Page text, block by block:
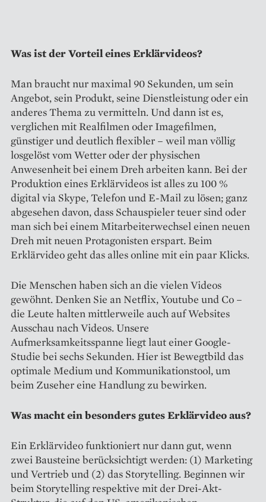
Was ist der Vorteil eines Erklärvideos?
Man braucht nur maximal 90 Sekunden, um sein
Angebot, sein Produkt, seine Dienstleistung oder ein
anderes Thema zu vermitteln. Und dann ist es,
verglichen mit Realfilmen oder Imagefilmen,
günstiger und deutlich flexi­bler – weil man völlig
losgelöst vom Wetter oder der physischen
Anwesenheit bei einem Dreh arbeiten kann. Bei der
Produktion eines Erklärvideos ist alles zu 100 %
digital via Skype, Telefon und E-Mail zu lösen; ganz
abgesehen davon, dass Schauspieler teuer sind oder
man sich bei einem Mitarbeiterwechsel einen neuen
Dreh mit neuen Protagonisten erspart. Beim
Erklärvideo geht das alles online mit ein paar Klicks.
Die Menschen haben sich an die vielen Videos
gewöhnt. Denken Sie an Netflix, Youtube und Co –
die Leute halten mittlerweile auch auf Websites
Ausschau nach Videos. Unsere
Aufmerksamkeitsspanne liegt laut einer Google-
Studie bei sechs Sekunden. Hier ist Bewegtbild das
optimale Medium und Kommunikationstool, um
beim Zuseher eine Handlung zu bewirken.
Was macht ein besonders gutes Erklärvideo aus?
Ein Erklärvideo funktioniert nur dann gut, wenn
zwei Bausteine berücksichtigt werden: (1) Marketing
und Vertrieb und (2) das Storytelling. Beginnen wir
beim Storytelling respektive mit der Drei-Akt-